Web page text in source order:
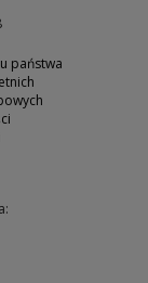
państwa